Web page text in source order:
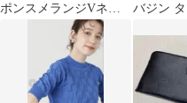
ポンスメランジVネッ
ク半袖Tシャツ
バジン タ